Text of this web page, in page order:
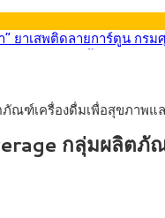
ก.ค. 2569) ซื้อขายในกร
อบ 33.00-33.60 ติดตาม
งไทย เดินหน้า 5 ยุทธศาส
า” ยาเสพติดลายการ์ตูน ก
ภัณฑ์เครื่องดื่มเพื่อสุขภาพ
กลุ่มผลิตภั